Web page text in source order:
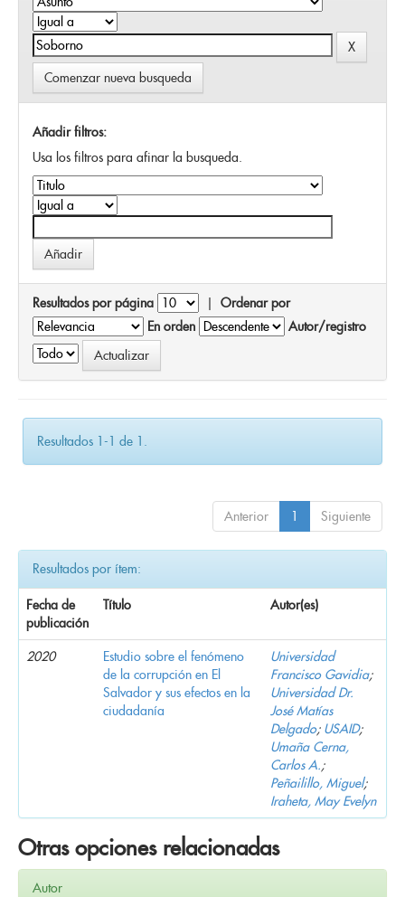
Comenzar nueva busqueda
Añadir filtros:
Usa los filtros para afinar la busqueda.
Resultados por página | Ordenar por
En orden
Autor/registro
Resultados 1-1 de 1.
Anterior 1 Siguiente
Resultados por ítem:
Fecha de
publicación
Título Autor(es)
2020
Estudio sobre el fenómeno
de la corrupción en El
Salvador y sus efectos en la
ciudadanía
Universidad
Francisco Gavidia;
Universidad Dr.
José Matías
Delgado; USAID;
Umaña Cerna,
Carlos A.;
Peñailillo, Miguel;
Iraheta, May Evelyn
Otras opciones relacionadas
Autor